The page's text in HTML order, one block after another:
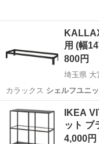
用 (幅
800円
埼玉県 大
カラックス シェルフユニ
にこの下部フ…
IKEA
ット ブ
4,000円